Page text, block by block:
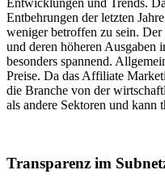
Entbehrungen der letzten
weniger betroffen zu sein.
und deren höheren Ausgaben
besonders spannend.
Preise. Da das Affiliate
die Branche von der
als andere Sektoren und kann
Transparenz im